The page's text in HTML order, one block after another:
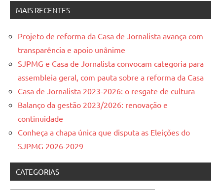
MAIS RECENTES
Projeto de reforma da Casa de Jornalista avança com
transparência e apoio unânime
SJPMG e Casa de Jornalista convocam categoria para
assembleia geral, com pauta sobre a reforma da Casa
Casa de Jornalista 2023-2026: o resgate de cultura
Balanço da gestão 2023/2026: renovação e
continuidade
Conheça a chapa única que disputa as Eleições do
SJPMG 2026-2029
CATEGORIAS